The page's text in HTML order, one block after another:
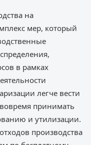
на
мер, который
в рамках
легче вести
принимать
и утилизации.
производства